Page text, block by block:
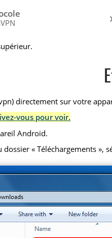
directement sur votre
vous pour voir.
Android.
« Téléchargements